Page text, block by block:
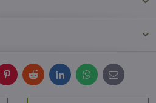
PinterestRedditLinkedInWhatsApp
E-
mail